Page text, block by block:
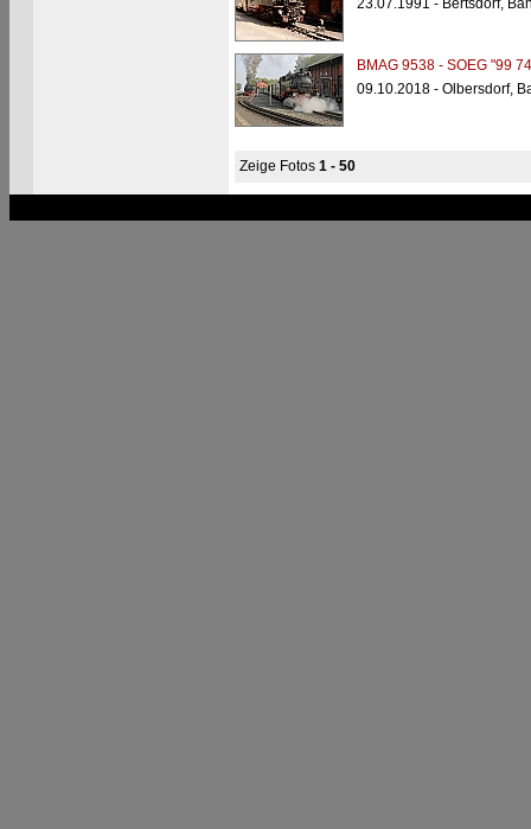
23.07.1991 - Bertsdorf,
BMAG 9538 - SOEG "99
09.10.2018 - Olbersdorf,
Zeige Fotos 1 - 50